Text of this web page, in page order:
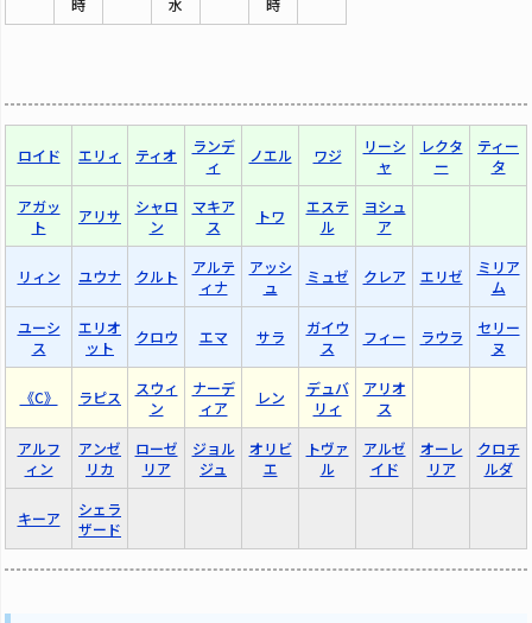
時
水 時
ロイド エリィ ティオ
ランデ
ィ
ノエル ワジ
リーシ
ャ
レクタ
ー
ティー
タ
アガッ
ト
アリサ
シャロ
ン
マキア
ス
トワ
エステ
ル
ヨシュ
ア
リィン ユウナ クルト
アルテ
ィナ
アッシ
ュ
ミュゼ クレア エリゼ
ミリア
ム
ユーシ
ス
エリオ
ット
クロウ エマ サラ
ガイウ
ス
フィー ラウラ
セリー
ヌ
《C》 ラピス
スウィ
ン
ナーデ
ィア
レン
デュバ
リィ
アリオ
ス
アルフ
ィン
アンゼ
リカ
ローゼ
リア
ジョル
ジュ
オリビ
エ
トヴァ
ル
アルゼ
イド
オーレ
リア
クロチ
ルダ
キーア
シェラ
ザード